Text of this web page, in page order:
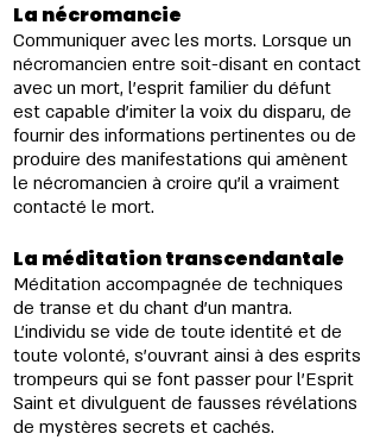
La nécromancie
Communiquer avec les morts. Lorsque un
nécromancien entre soit-disant en contact
avec un mort, l'esprit familier du défunt
est capable d'imiter la voix du disparu, de
fournir des informations pertinentes ou de
produire des manifestations qui amènent
le nécromancien à croire qu'il a vraiment
contacté le mort.
La méditation transcendantale
Méditation accompagnée de techniques
de transe et du chant d'un mantra.
L'individu se vide de toute identité et de
toute volonté, s'ouvrant ainsi à des esprits
trompeurs qui se font passer pour l'Esprit
Saint et divulguent de fausses révélations
de mystères secrets et cachés.